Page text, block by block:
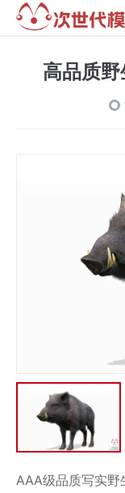
高品质
AAA级品质写实野